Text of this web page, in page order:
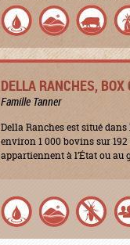
DELLA RANCHES,
Famille Tanner
Della Ranches est situé
environ 1 000 bovins sur
appartiennent à l’État ou au